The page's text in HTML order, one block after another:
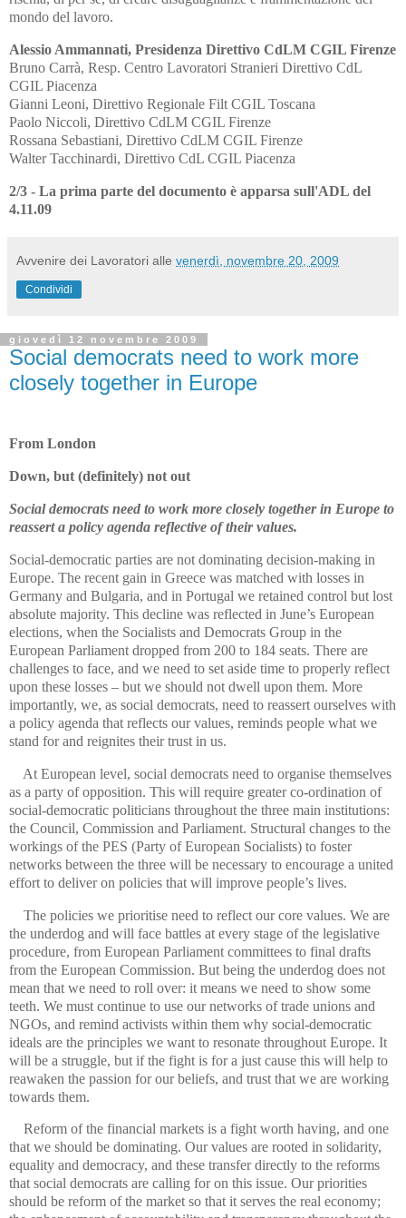
mondo del lavoro.
Alessio Ammannati, Presidenza Direttivo CdLM CGIL Firenze
Bruno Carrà, Resp. Centro Lavoratori Stranieri Direttivo CdL
CGIL Piacenza
Gianni Leoni, Direttivo Regionale Filt CGIL Toscana
Paolo Niccoli, Direttivo CdLM CGIL Firenze
Rossana Sebastiani, Direttivo CdLM CGIL Firenze
Walter Tacchinardi, Direttivo CdL CGIL Piacenza
2/3 - La prima parte del documento è apparsa sull'ADL del
4.11.09
Avvenire dei Lavoratori alle venerdì, novembre 20, 2009
Condividi
giovedì 12 novembre 2009
Social democrats need to work more
closely together in Europe
From London
Down, but (definitely) not out
Social democrats need to work more closely together in Europe to
reassert a policy agenda reflective of their values.
Social-democratic parties are not dominating decision-making in
Europe. The recent gain in Greece was matched with losses in
Germany and Bulgaria, and in Portugal we retained control but lost
absolute majority. This decline was reflected in June’s European
elections, when the Socialists and Democrats Group in the
European Parliament dropped from 200 to 184 seats. There are
challenges to face, and we need to set aside time to properly reflect
upon these losses – but we should not dwell upon them. More
importantly, we, as social democrats, need to reassert ourselves with
a policy agenda that reflects our values, reminds people what we
stand for and reignites their trust in us.
At European level, social democrats need to organise themselves
as a party of opposition. This will require greater co-ordination of
social-democratic politicians throughout the three main institutions:
the Council, Commission and Parliament. Structural changes to the
workings of the PES (Party of European Socialists) to foster
networks between the three will be necessary to encourage a united
effort to deliver on policies that will improve people’s lives.
The policies we prioritise need to reflect our core values. We are
the underdog and will face battles at every stage of the legislative
procedure, from European Parliament committees to final drafts
from the European Commission. But being the underdog does not
mean that we need to roll over: it means we need to show some
teeth. We must continue to use our networks of trade unions and
NGOs, and remind activists within them why social-democratic
ideals are the principles we want to resonate throughout Europe. It
will be a struggle, but if the fight is for a just cause this will help to
reawaken the passion for our beliefs, and trust that we are working
towards them.
Reform of the financial markets is a fight worth having, and one
that we should be dominating. Our values are rooted in solidarity,
equality and democracy, and these transfer directly to the reforms
that social democrats are calling for on this issue. Our priorities
should be reform of the market so that it serves the real economy;